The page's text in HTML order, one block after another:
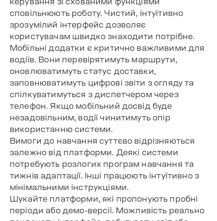
сповільнюють роботу. Чистий, інтуїтивно
зрозумілий інтерфейс дозволяє
користувачам швидко знаходити потрібне.
Мобільні додатки є критично важливими для
водіїв. Вони перевірятимуть маршрути,
оновлюватимуть статус доставки,
заповнюватимуть цифрові звіти з огляду та
спілкуватимуться з диспетчером через
телефон. Якщо мобільний досвід буде
незадовільним, водії чинитимуть опір
використанню системи.
Вимоги до навчання суттєво відрізняються
залежно від платформи. Деякі системи
потребують розлогих програм навчання та
тижнів адаптації. Інші працюють інтуїтивно з
мінімальними інструкціями.
Шукайте платформи, які пропонують пробні
періоди або демо-версії. Можливість реально